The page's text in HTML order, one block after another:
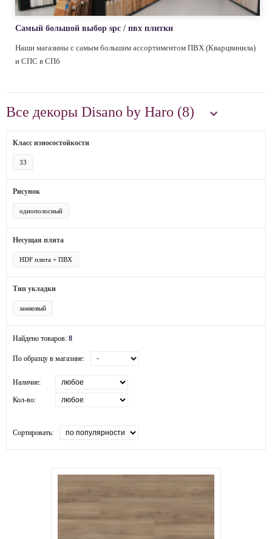
Самый большой выбор spc / пвх плитки
Наши магазины с самым большим ассортиментом ПВХ (Кварцвинила)
и СПС в СПб
Все декоры Disano by Haro (8) 
Класс износостойкости
33
Рисунок
однополосный
Несущая плита
HDF плита + ПВХ
Тип укладки
замковый
Найдено товаров: 8
По образцу в магазине:
Наличие:
Кол-во:
Сортировать: